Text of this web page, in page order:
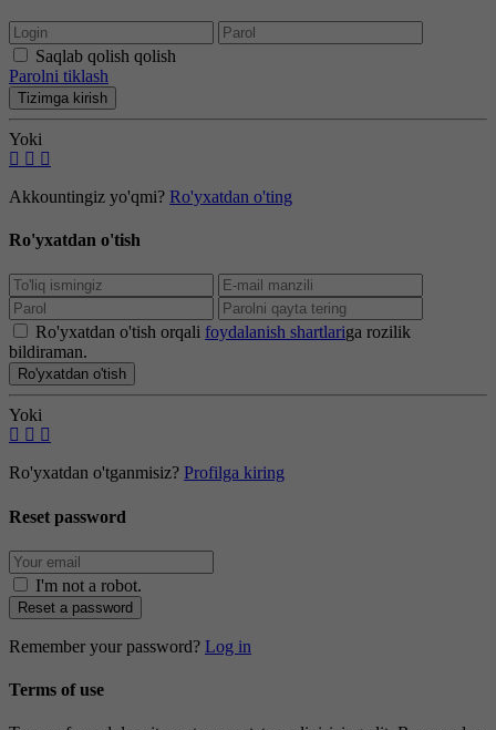
Saqlab qolish qolish
Parolni tiklash
Tizimga kirish
Yoki
Akkountingiz yo'qmi? Ro'yxatdan o'ting
Ro'yxatdan o'tish
Ro'yxatdan o'tish orqali foydalanish shartlariga rozilik
bildiraman.
Ro'yxatdan o'tish
Yoki
Ro'yxatdan o'tganmisiz? Profilga kiring
Reset password
I'm not a robot.
Reset a password
Remember your password? Log in
Terms of use